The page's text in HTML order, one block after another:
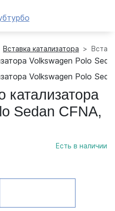
Вставка катализатора
катализатора
Sedan CFNA,
Есть в наличии